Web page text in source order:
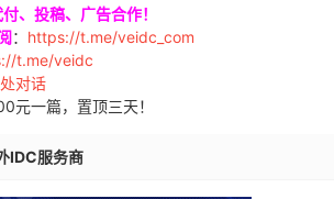
、投稿、广告合作！
： https://t.me/veidc_com
t.me/veidc
对话
元一篇，置顶三天！
IDC服务商